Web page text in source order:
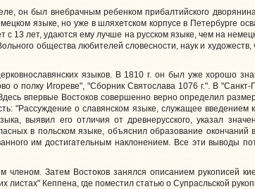
он был внебрачным ребенком прибалтийского
языке, но уже в шляхетском корпусе в Петербурге
13 лет, удаются ему лучше на русском языке, чем на
общества любителей словесности, наук и художеств,
языков. В 1810 г. он был уже хорошо
полку Игореве", "Сборник Святослава 1076 г.". В "Санкт-
впервые Востоков совершенно верно определил
"Рассуждение о славянском языке, служащее введением
выявил его отличия от древнерусского, указал
в польском языке, объяснил образование окончаний
им достигательным наклонением. Все эти выводы
Затем Востоков занялся описанием рукописей
листах" Кеппена, где поместил статью о Супрасльской